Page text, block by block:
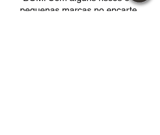
pequenas marcas no encarte